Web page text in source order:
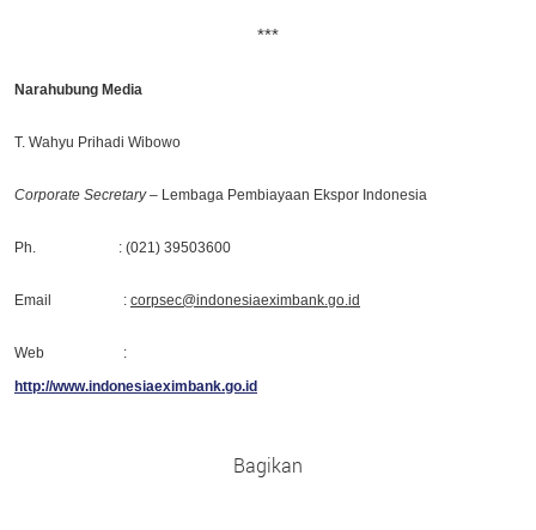
Bagikan
***
Narahubung Media
T. Wahyu Prihadi Wibowo
Corporate Secretary– Lembaga Pembiayaan Ekspor Indonesia
Ph. : (021) 39503600
Email : corpsec@indonesiaeximbank.go.id
Web :
http://www.indonesiaeximbank.go.id